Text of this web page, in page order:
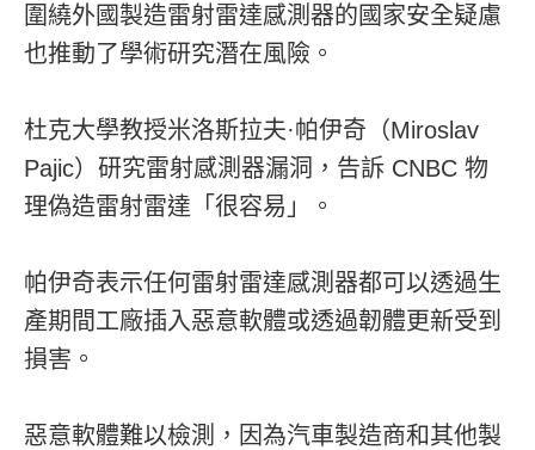
圍繞外國製造雷射雷達感測器的國家安全疑慮
也推動了學術研究潛在風險。
杜克大學教授米洛斯拉夫·帕伊奇（Miroslav
Pajic）研究雷射感測器漏洞，告訴 CNBC 物
理偽造雷射雷達「很容易」。
帕伊奇表示任何雷射雷達感測器都可以透過生
產期間工廠插入惡意軟體或透過韌體更新受到
損害。
惡意軟體難以檢測，因為汽車製造商和其他製